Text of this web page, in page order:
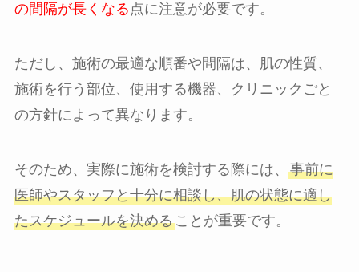
の間隔が長くなる 点に注意が必要です。
ただし、施術の最適な順番や間隔は、肌の性質、
施術を行う部位、使用する機器、クリニックごと
の方針によって異なります。
そのため、実際に施術を検討する際には、 事前に
医師やスタッフと十分に相談し、肌の状態に適し
たスケジュールを決めることが重要です。